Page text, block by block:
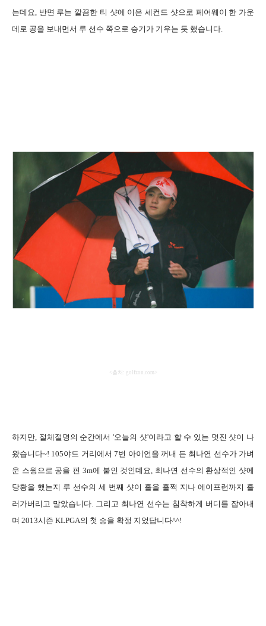
는데요
반면 루는 깔끔한 티 샷에 이은 세컨드 샷으로 페어웨이 한 가운
데로 공을 보내면서 루 선수 쪽으로 승기가 기우는 듯 했습니다
출처 : golfzon.com>
하지만 절체절명의 순간에서 '오늘의 샷'이라고 할 수 있는 멋진 샷이 나
왔습니다~! 105야드 거리에서 7번 아이언을 꺼내 든 최나연 선수가 가벼
운 스윙으로 공을 핀 3m에 붙인 것인데요
최나연 선수의 환상적인 샷에
당황을 했는지 루 선수의 세 번째 샷이 홀을 훌쩍 지나 에이프런까지 흘
러가버리고 말았습니다 그리고 최나연 선수는 침착하게 버디를 잡아내
며 2013시즌 KLPGA의 첫 승을 확정 지었답니다^^!